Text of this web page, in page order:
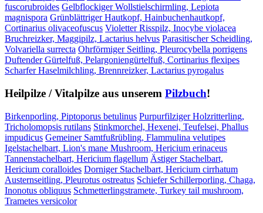
fuscorubroides Gelbflockiger Wollstielschirmling, Lepiota
magnispora Grünblättriger Hautkopf, Hainbuchenhautkopf,
Cortinarius olivaceofuscus Violetter Risspilz, Inocybe violacea
Bruchreizker, Maggipilz, Lactarius helvus Parasitischer Scheidling,
Volvariella surrecta Ohrförmiger Seitling, Pleurocybella porrigens
Duftender Gürtelfuß, Pelargoniengürtelfuß, Cortinarius flexipes
Scharfer Haselmilchling, Brennreizker, Lactarius pyrogalus
Heilpilze / Vitalpilze aus unserem Pilzbuch!
Birkenporling, Piptoporus betulinus Purpurfilziger Holzritterling,
Tricholomopsis rutilans Stinkmorchel, Hexenei, Teufelsei, Phallus
impudicus Gemeiner Samtfußrübling, Flammulina velutipes
Igelstachelbart, Lion's mane Mushroom, Hericium erinaceus
Tannenstachelbart, Hericium flagellum Ästiger Stachelbart,
Hericium coralloides Dorniger Stachelbart, Hericium cirrhatum
Austernseitling, Pleurotus ostreatus Schiefer Schillerporling, Chaga,
Inonotus obliquus Schmetterlingstramete, Turkey tail mushroom,
Trametes versicolor